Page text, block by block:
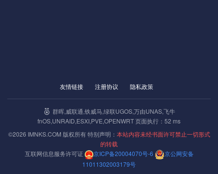
友情链接 注册协议 隐私政策
群晖,威联通,铁威马,绿联UGOS,万由UNAS,飞牛
fnOS,UNRAID,ESXI,PVE,OPENWRT 页面执行：52 ms
©2026 IMNKS.COM 版权所有 特别声明： 本站内容未经书面许可禁止一切形式
的转载
互联网信息服务许可证
京ICP备20004070号-6
京公网安备
11011302003179号